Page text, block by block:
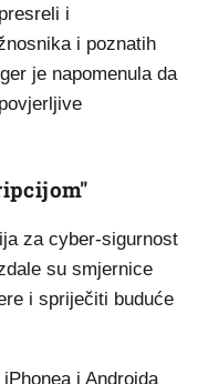
i
i poznatih
je napomenula da
za cyber-sigurnost
su smjernice
i spriječiti buduće
i Androida